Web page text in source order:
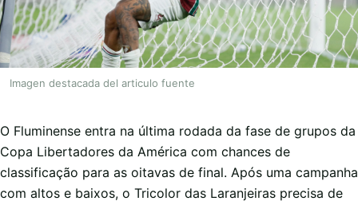
Imagen destacada del articulo fuente
O Fluminense entra na última rodada da fase de grupos da
Copa Libertadores da América com chances de
classificação para as oitavas de final. Após uma campanha
com altos e baixos, o Tricolor das Laranjeiras precisa de